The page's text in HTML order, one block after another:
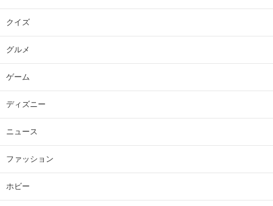
クイズ
グルメ
ゲーム
ディズニー
ニュース
ファッション
ホビー